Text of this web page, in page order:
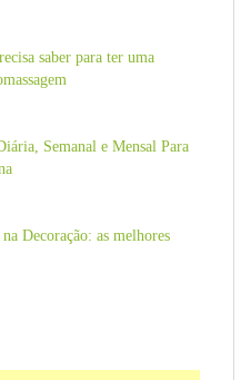
saber para ter uma
Semanal e Mensal Para
Decoração: as melhores